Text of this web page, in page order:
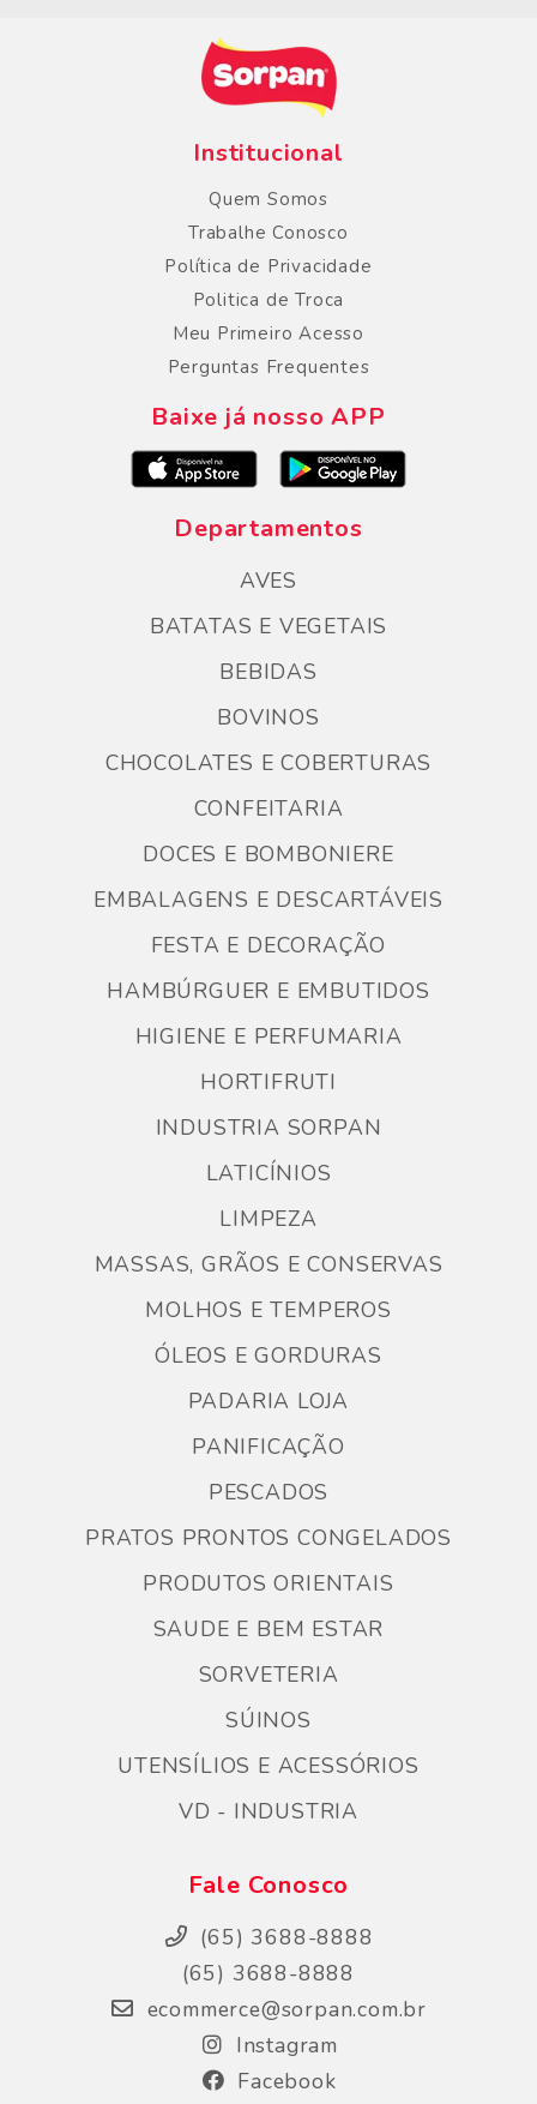
Institucional
Quem Somos
Trabalhe Conosco
Política de Privacidade
Politica de Troca
Meu Primeiro Acesso
Perguntas Frequentes
Baixe já nosso APP
Departamentos
AVES
BATATAS E VEGETAIS
BEBIDAS
BOVINOS
CHOCOLATES E COBERTURAS
CONFEITARIA
DOCES E BOMBONIERE
EMBALAGENS E DESCARTÁVEIS
FESTA E DECORAÇÃO
HAMBÚRGUER E EMBUTIDOS
HIGIENE E PERFUMARIA
HORTIFRUTI
INDUSTRIA SORPAN
LATICÍNIOS
LIMPEZA
MASSAS, GRÃOS E CONSERVAS
MOLHOS E TEMPEROS
ÓLEOS E GORDURAS
PADARIA LOJA
PANIFICAÇÃO
PESCADOS
PRATOS PRONTOS CONGELADOS
PRODUTOS ORIENTAIS
SAUDE E BEM ESTAR
SORVETERIA
SÚINOS
UTENSÍLIOS E ACESSÓRIOS
VD - INDUSTRIA
Fale Conosco
(65) 3688-8888
(65) 3688-8888
ecommerce@sorpan.com.br
Instagram
Facebook